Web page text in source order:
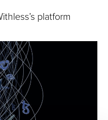
platform